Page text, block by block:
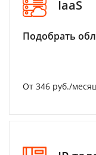
IaaS
Подобрать
От 346 руб./